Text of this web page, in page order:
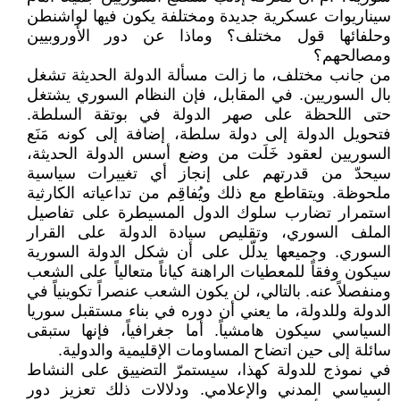
سيناريوات عسكرية جديدة ومختلفة يكون فيها لواشنطن
وحلفائها قول مختلف؟ وماذا عن دور الأوروبيين
ومصالحهم؟
من جانب مختلف، ما زالت مسألة الدولة الحديثة تشغل
بال السوريين. في المقابل، فإن النظام السوري يشتغل
حتى اللحظة على صهر الدولة في بوتقة السلطة.
فتحويل الدولة إلى دولة سلطة، إضافة إلى كونه مَنَع
السوريين لعقود خَلَت من وضع أسس الدولة الحديثة،
سيحدّ من قدرتهم على إنجاز أي تغييرات سياسية
ملحوظة. ويتقاطع مع ذلك ويُفاقِم من تداعياته الكارثية
استمرار تضارب سلوك الدول المسيطرة على تفاصيل
الملف السوري، وتقليص سيادة الدولة على القرار
السوري. وجميعها يدلّل على أن شكل الدولة السورية
سيكون وفقاً للمعطيات الراهنة كياناً متعالياً على الشعب
ومنفصلاً عنه. بالتالي، لن يكون الشعب عنصراً تكوينياً في
الدولة وللدولة، ما يعني أن دوره في بناء مستقبل سوريا
السياسي سيكون هامشياً. أما جغرافياً، فإنها ستبقى
سائلة إلى حين اتضاح المساومات الإقليمية والدولية.
في نموذج للدولة كهذا، سيستمرّ التضييق على النشاط
السياسي المدني والإعلامي. ودلالات ذلك تعزيز دور